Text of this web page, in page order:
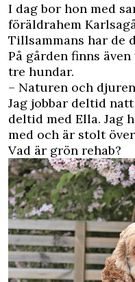
I dag bor hon med
föräldrahem
Tillsammans har de
På gården finns
tre hundar.
– Naturen och
Jag jobbar deltid
deltid med Ella. Jag
med och är stolt
Vad är grön rehab?